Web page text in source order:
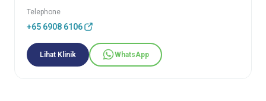
Telephone
+65 6908 6106
Lihat Klinik WhatsApp